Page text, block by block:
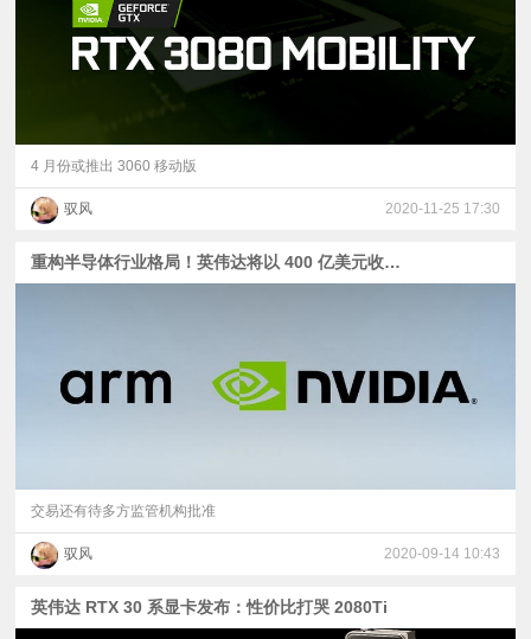
4 月份或推出 3060 移动版
驭风 2020-11-25 17:30
重构半导体行业格局！英伟达将以 400 亿美元收购 ARM
交易还有待多方监管机构批准
驭风 2020-09-14 10:43
英伟达 RTX 30 系显卡发布：性价比打哭 2080Ti